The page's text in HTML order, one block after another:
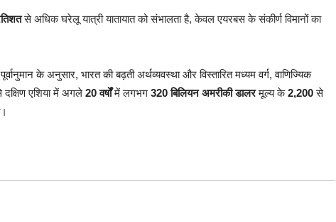
से अधिक घरेलू यात्री यातायात को संभालता है, केवल एयरबस के संकीर्ण विमानों का
के अनुसार, भारत की बढ़ती अर्थव्यवस्था और विस्तारित मध्यम वर्ग, वाणिज्यिक
दक्षिण एशिया में अगले 20 वर्षोंमें लगभग 320 बिलियन अमरीकी डालरमूल्य के2,200से